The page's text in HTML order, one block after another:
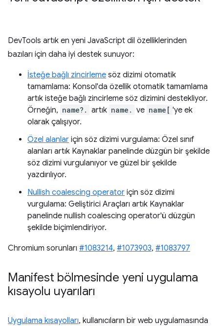
DevTools artık en yeni JavaScript dil özelliklerinden
bazıları için daha iyi destek sunuyor:
İsteğe bağlı zincirleme söz dizimi otomatik
tamamlama: Konsol'da özellik otomatik tamamlama
artık isteğe bağlı zincirleme söz dizimini destekliyor.
Örneğin, name?. artık name. ve name[ 'ye ek
olarak çalışıyor.
Özel alanlar için söz dizimi vurgulama: Özel sınıf
alanları artık Kaynaklar panelinde düzgün bir şekilde
söz dizimi vurgulanıyor ve güzel bir şekilde
yazdırılıyor.
Nullish coalescing operator için söz dizimi
vurgulama: Geliştirici Araçları artık Kaynaklar
panelinde nullish coalescing operator'ü düzgün
şekilde biçimlendiriyor.
Chromium sorunları #1083214, #1073903, #1083797
Manifest bölmesinde yeni uygulama
kısayolu uyarıları
Uygulama kısayolları, kullanıcıların bir web uygulamasında